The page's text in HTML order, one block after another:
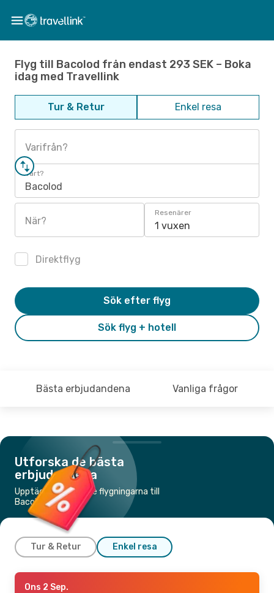
Flyg till Bacolod från endast 293 SEK – Boka
idag med Travellink
Tur & Retur Enkel resa
Varifrån?
Vart?
Bacolod
När?
Resenärer
1 vuxen
Direktflyg
Sök flyg + hotell
Sök efter flyg
Bästa erbjudandena Vanliga frågor
Utforska de bästa
erbjudandena
Upptäck de billigaste flygningarna till
Bacolod
Tur & Retur Enkel resa
Tis 8 Sep.- Ons 16 Sep.
Ons 2 Sep.